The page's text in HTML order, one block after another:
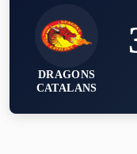
DRAGONS
CATALANS